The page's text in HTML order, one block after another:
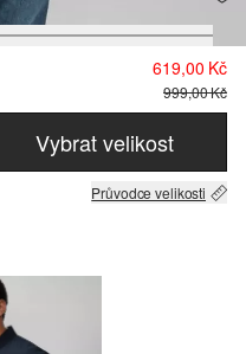
619,00 Kč
999,00 Kč
Vybrat velikost
Průvodce velikosti